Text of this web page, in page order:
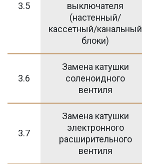
3.5
выключателя
(настенный/
кассетный/канальный
блоки)
3.6
Замена катушки
соленоидного
вентиля
3.7
Замена катушки
электронного
расширительного
вентиля